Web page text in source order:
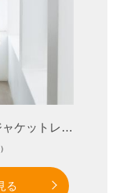
シャンタン素材ノーカラージャケットレースワンピースアンサンブル
る